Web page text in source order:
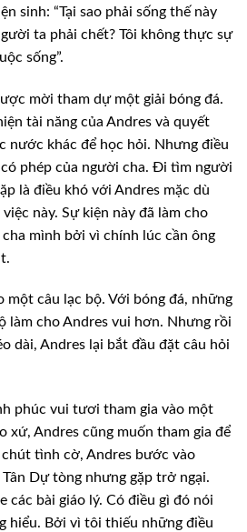
sinh: “Tại sao phải sống thế này
ta phải chết? Tôi không thực sự
sống”.
mời tham dự một giải bóng đá.
tài năng của Andres và quyết
nước khác để học hỏi. Nhưng điều
phép của người cha. Đi tìm người
là điều khó với Andres mặc dù
này. Sự kiện này đã làm cho
mình bởi vì chính lúc cần ông
một câu lạc bộ. Với bóng đá, những
làm cho Andres vui hơn. Nhưng rồi
dài, Andres lại bắt đầu đặt câu hỏi
phúc vui tươi tham gia vào một
xứ, Andres cũng muốn tham gia để
tình cờ, Andres bước vào
Dự tòng nhưng gặp trở ngại.
các bài giáo lý. Có điều gì đó nói
hiểu. Bởi vì tôi thiếu những điều